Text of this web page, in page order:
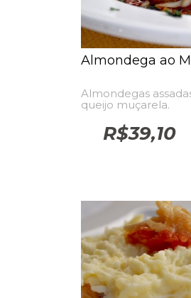
Almondega ao
Almondegas
queijo muçarela.
R$39,10